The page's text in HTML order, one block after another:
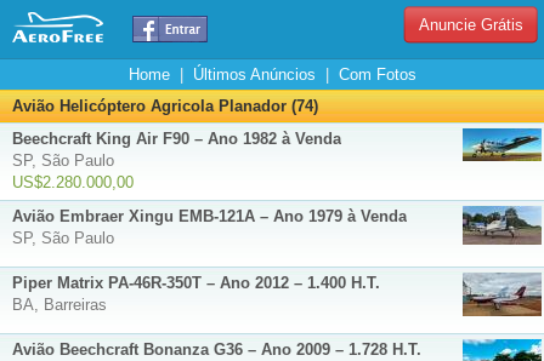
Anuncie Grátis
Home| Últimos Anúncios
Com Fotos
Avião Helicóptero Agricola Planador (74)
Beechcraft King Air F90 – Ano 1982 à Venda
SP, São Paulo
US$2.280.000,00
Avião Embraer Xingu EMB-121A – Ano 1979 à Venda
SP, São Paulo
Piper Matrix PA-46R-350T – Ano 2012 – 1.400 H.T.
BA, Barreiras
Avião Beechcraft Bonanza G36 – Ano 2009 – 1.728 H.T.